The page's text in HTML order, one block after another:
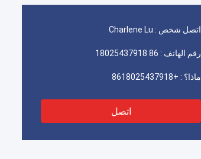
اتصل شخص : Charlene Lu
رقم الهاتف : 86 18025437918
ماذا؟ : +8618025437918
اتصل